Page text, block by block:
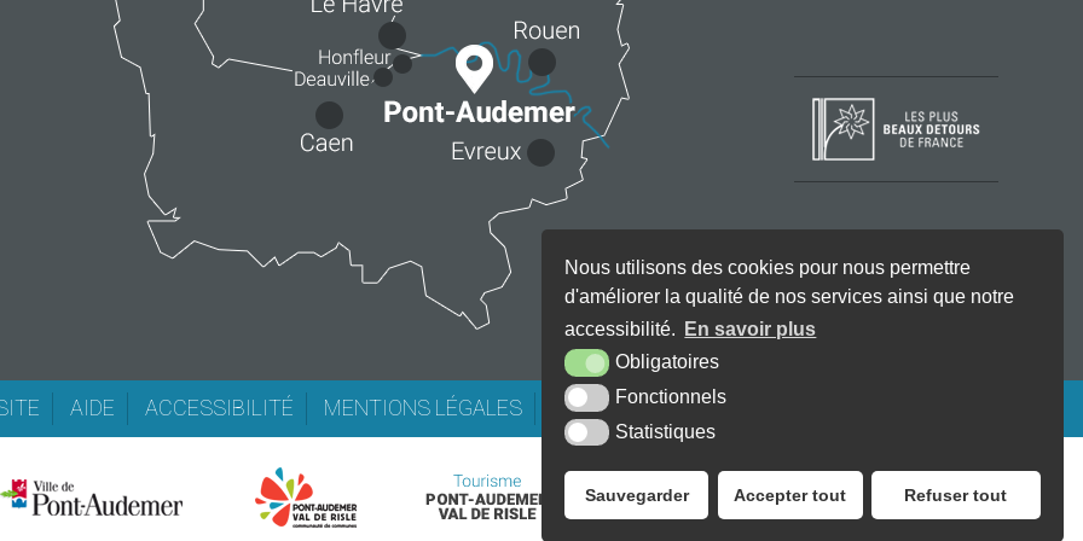
Nous utilisons des cookies pour nous permettre
d'améliorer la qualité de nos services ainsi que notre
accessibilité.
En savoir plus
Obligatoires
Fonctionnels
Statistiques
Sauvegarder Accepter tout Refuser tout
AIDE ACCESSIBILITÉ MENTIONS LÉGALES KREA3